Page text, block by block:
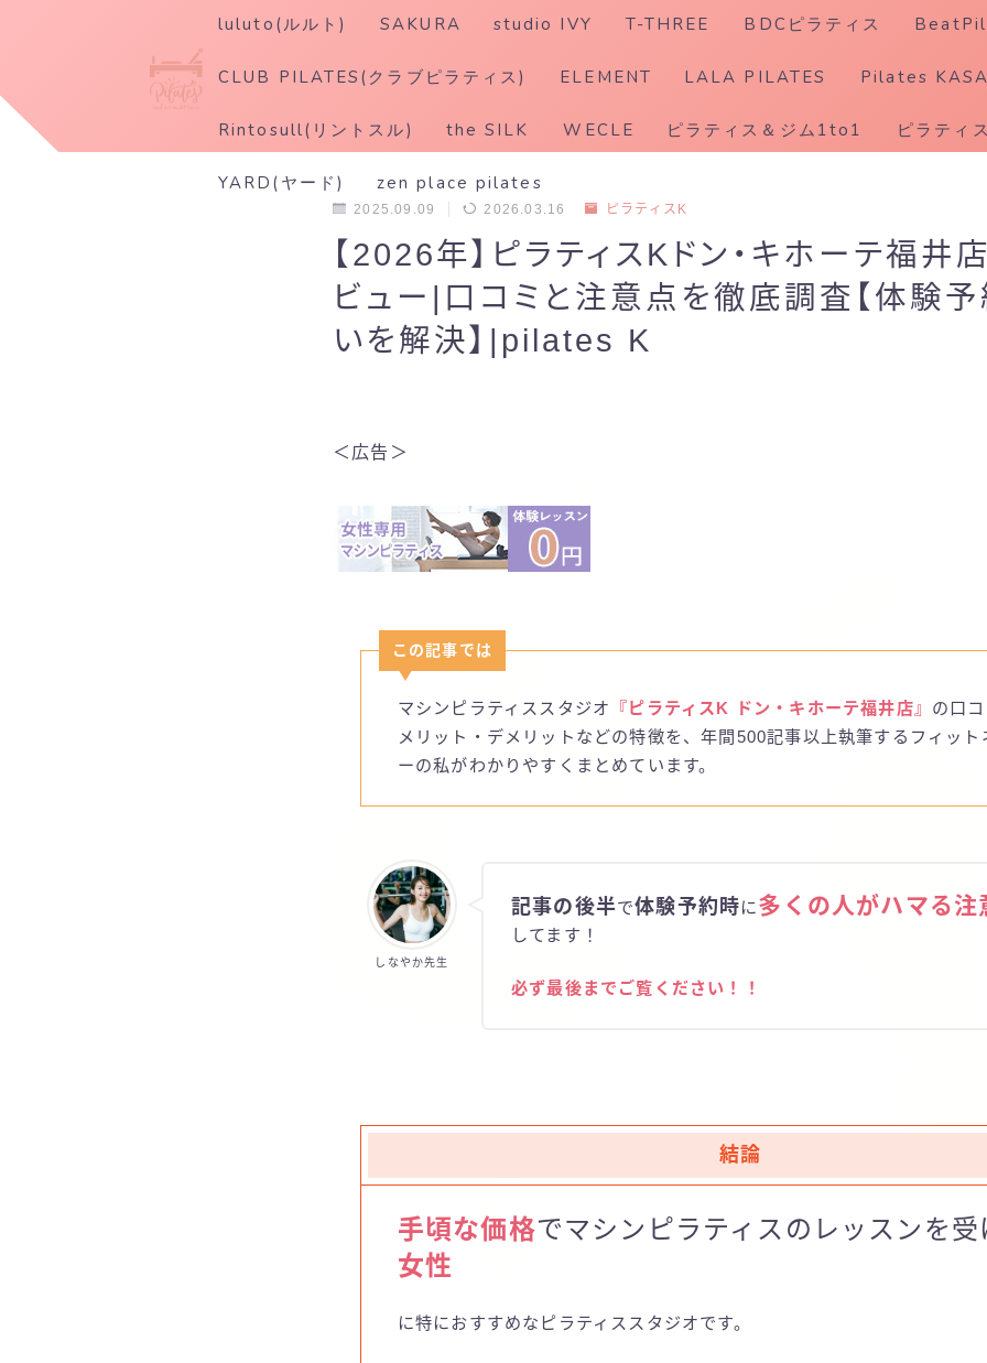
ホットピラティス
luluto(ルルト) SAKURA studio IVY T-THREE BDCピラティス
CLUB PILATES(クラブピラティス) ELEMENT LALA PILATES Pilates
Rintosull(リントスル) the SILK WECLE ピラティス＆ジム1to1 ピラティ
YARD(ヤード) zen place pilates
2025.09.09 2026.03.16 ピラティスK
【2026年】ピラティスKドン・キホーテ福井
ビュー|口コミと注意点を徹底調査【体験
いを解決】|pilates K
＜広告＞
この記事では
マシンピラティススタジオ 『ピラティスK ドン・キホーテ福井店』 の口
メリット・デメリットなどの特徴を、年間500記事以上執筆するフィット
ーの私がわかりやすくまとめています。
しなやか先生
記事の後半で体験予約時に多くの人がハマる注
してます！
必ず最後までご覧ください！！
結論
手頃な価格でマシンピラティスのレッスンを受
女性
に特におすすめなピラティススタジオです。